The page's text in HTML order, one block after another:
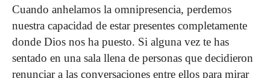
Cuando anhelamos la omnipresencia, perdemos
nuestra capacidad de estar presentes completamente
donde Dios nos ha puesto. Si alguna vez te has
sentado en una sala llena de personas que decidieron
renunciar a las conversacio­nes entre ellos para mirar